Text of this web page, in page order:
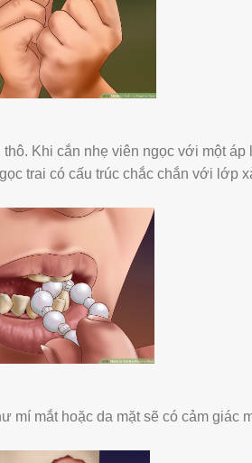
Khi cắn nhẹ viên ngọc với một
trai có cấu trúc chắc chắn với lớp
mí mắt hoặc da mặt sẽ có cảm giác